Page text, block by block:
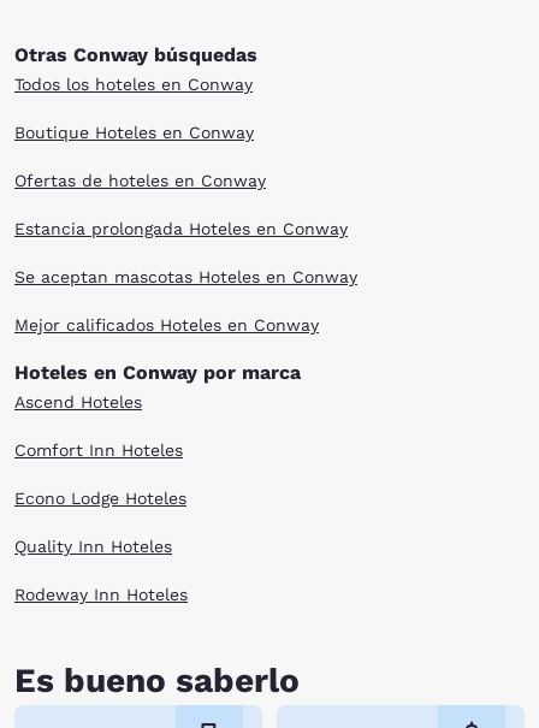
Otras Conway búsquedas
Todos los hoteles en Conway
Boutique Hoteles en Conway
Ofertas de hoteles en Conway
Estancia prolongada Hoteles en Conway
Se aceptan mascotas Hoteles en Conway
Mejor calificados Hoteles en Conway
Hoteles en Conway por marca
Ascend Hoteles
Comfort Inn Hoteles
Econo Lodge Hoteles
Quality Inn Hoteles
Rodeway Inn Hoteles
Es bueno saberlo